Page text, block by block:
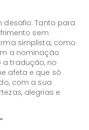
desafio. Tanto para
sem
simplista, como
a nominação
tradução, no
afeta e que só
com a sua
alegrias e